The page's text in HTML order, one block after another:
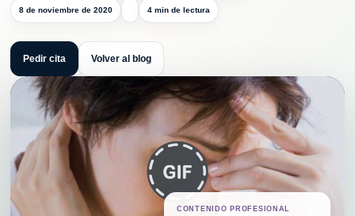
8 de noviembre de 2020 4 min de lectura
Pedir cita Volver al blog
CONTENIDO PROFESIONAL